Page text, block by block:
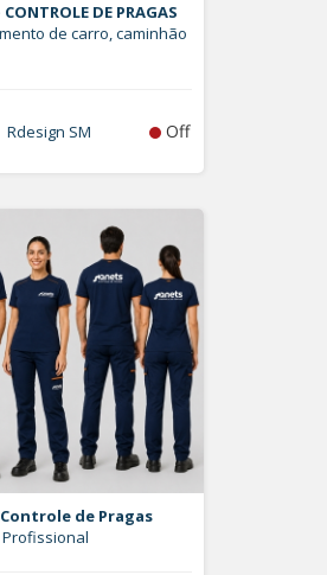
DE PRAGAS
de carro, caminhão
Rdesign SM Off
de Pragas